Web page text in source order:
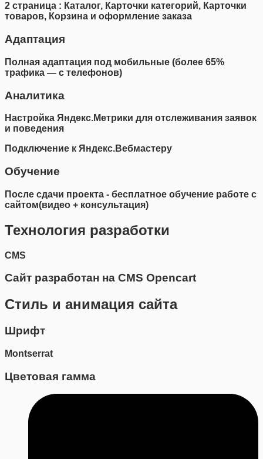
2 страница : Каталог, Карточки категорий, Карточки
товаров, Корзина и оформление заказа
Адаптация
Полная адаптация под мобильные (более 65%
трафика — с телефонов)
Аналитика
Настройка Яндекс.Метрики для отслеживания заявок
и поведения
Подключение к Яндекс.Вебмастеру
Обучение
После сдачи проекта - бесплатное обучение работе с
сайтом(видео + консультация)
Технология разработки
CMS
Сайт разработан на CMS Opencart
Стиль и анимация сайта
Шрифт
Montserrat
Цветовая гамма